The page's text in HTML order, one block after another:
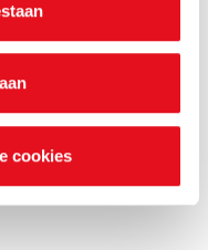
blijven. Je kan
via de cookie
cookies